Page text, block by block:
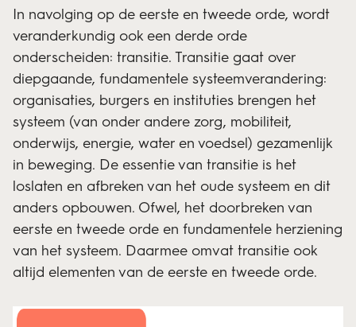
In navolging op de eerste en tweede orde, wordt
veranderkundig ook een derde orde
onderscheiden: transitie. Transitie gaat over
diepgaande, fundamentele systeemverandering:
organisaties, burgers en instituties brengen het
systeem (van onder andere zorg, mobiliteit,
onderwijs, energie, water en voedsel) gezamenlijk
in beweging. De essentie van transitie is het
loslaten en afbreken van het oude systeem en dit
anders opbouwen. Ofwel, het doorbreken van
eerste en tweede orde en fundamentele herziening
van het systeem. Daarmee omvat transitie ook
altijd elementen van de eerste en tweede orde.